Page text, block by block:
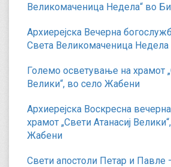
Великомаченица Недела“ во
Архиерејска Вечерна
Света Великомаченица Недела
Големо осветување на храмот
Велики“, во село Жабени
Архиерејска Воскресна
храмот „Свети Атанасиј
Жабени
Свети апостоли Петар и Павле